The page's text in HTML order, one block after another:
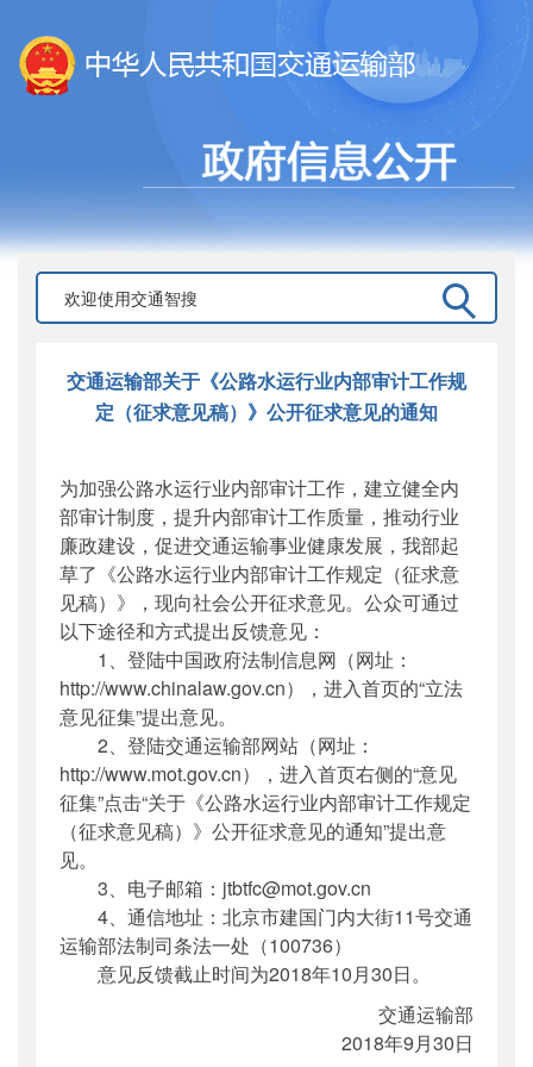
交通运输部关于《公路水运行业内部审计工作规
定（征求意见稿）》公开征求意见的通知
为加强公路水运行业内部审计工作，建立健全内
部审计制度，提升内部审计工作质量，推动行业
廉政建设，促进交通运输事业健康发展，我部起
草了《公路水运行业内部审计工作规定（征求意
见稿）》，现向社会公开征求意见。公众可通过
以下途径和方式提出反馈意见：
1、登陆中国政府法制信息网（网址：
http://www.chinalaw.gov.cn），进入首页的“立法
意见征集”提出意见。
2、登陆交通运输部网站（网址：
http://www.mot.gov.cn），进入首页右侧的“意见
征集”点击“关于《公路水运行业内部审计工作规定
（征求意见稿）》公开征求意见的通知”提出意
见。
3、电子邮箱：jtbtfc@mot.gov.cn
4、通信地址：北京市建国门内大街11号交通
运输部法制司条法一处（100736）
意见反馈截止时间为2018年10月30日。
交通运输部
2018年9月30日